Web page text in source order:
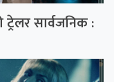
ट्रेलर सार्वजनिक :